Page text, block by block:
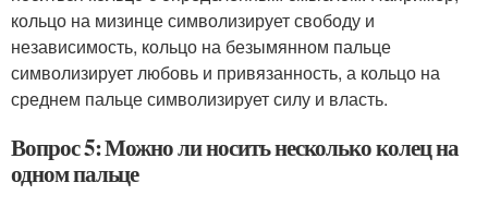
кольцо на мизинце символизирует свободу и
независимость, кольцо на безымянном пальце
символизирует любовь и привязанность, а кольцо на
среднем пальце символизирует силу и власть.
Вопрос 5: Можно ли носить несколько колец на
одном пальце